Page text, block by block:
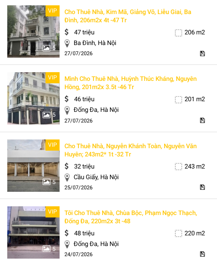
5
VIP
Cho Thuê Nhà, Kim Mã, Giảng Võ, Liễu Giai, Ba
Đình, 206m2x 4t -47 Tr
47 triệu
206 m2
Ba Đình, Hà Nội
27/07/2026
5
VIP
Mình Cho Thuê Nhà, Huỳnh Thúc Kháng, Nguyên
Hồng, 201m2x 3.5t -46 Tr
46 triệu
201 m2
Đống Đa, Hà Nội
27/07/2026
5
VIP
Cho Thuê Nhà, Nguyễn Khánh Toàn, Nguyễn Văn
Huyên; 243m2* 1t -32 Tr
32 triệu
243 m2
Cầu Giấy, Hà Nội
25/07/2026
5
VIP
Tôi Cho Thuê Nhà, Chùa Bộc, Phạm Ngọc Thạch,
Đống Đa, 220m2x 3t -48
48 triệu
220 m2
Đống Đa, Hà Nội
24/07/2026